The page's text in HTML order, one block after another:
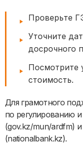
Проверьте
Уточните
досрочного
Посмотрите
стоимость.
Для грамотного
по регулированию
(gov.kz/mun/ardfm)
(nationalbank.kz).